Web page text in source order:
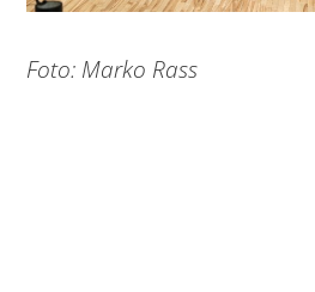
Foto: Marko Rass